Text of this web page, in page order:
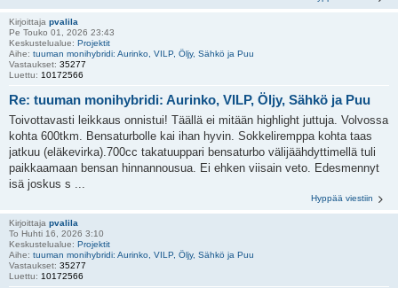
Kirjoittaja pvalila
Pe Touko 01, 2026 23:43
Keskustelualue: Projektit
Aihe: tuuman monihybridi: Aurinko, VILP, Öljy, Sähkö ja Puu
Vastaukset: 35277
Luettu: 10172566
Re: tuuman monihybridi: Aurinko, VILP, Öljy, Sähkö ja Puu
Toivottavasti leikkaus onnistui! Täällä ei mitään highlight juttuja. Volvossa
kohta 600tkm. Bensaturbolle kai ihan hyvin. Sokkeliremppa kohta taas
jatkuu (eläkevirka).700cc takatuuppari bensaturbo välijäähdyttimellä tuli
paikkaamaan bensan hinnannousua. Ei ehken viisain veto. Edesmennyt
isä joskus s ...
Hyppää viestiin
Kirjoittaja pvalila
To Huhti 16, 2026 3:10
Keskustelualue: Projektit
Aihe: tuuman monihybridi: Aurinko, VILP, Öljy, Sähkö ja Puu
Vastaukset: 35277
Luettu: 10172566